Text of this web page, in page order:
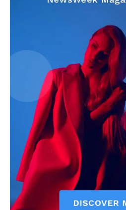
AIN NEWS 1
Contact Us
About Us
Privacy Policy
Terms of Use Agreement
Facebook
X WhatsApp
Share